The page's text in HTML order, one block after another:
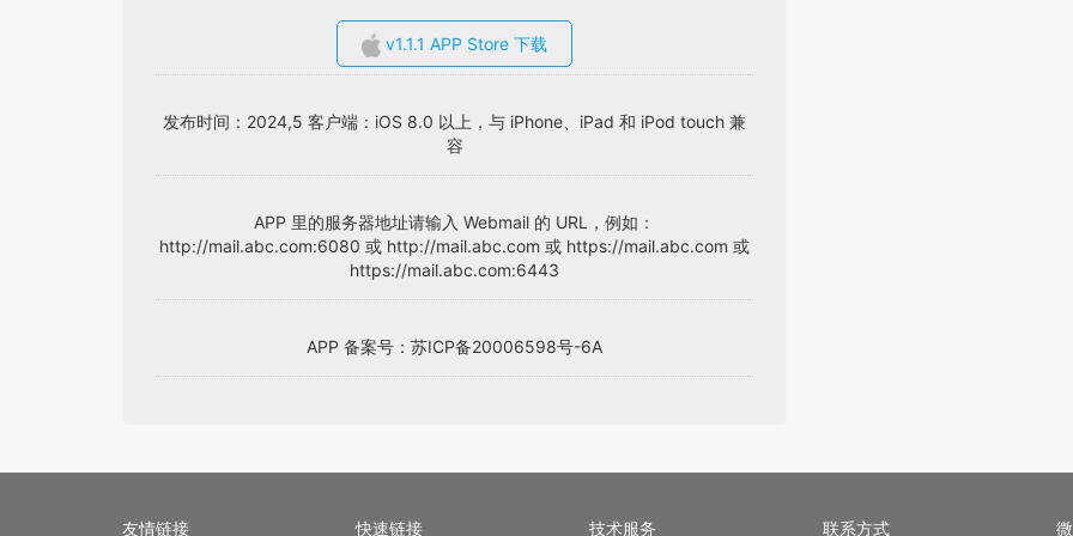
v1.1.1 APP Store 下载
发布时间：2024,5 客户端：iOS 8.0 以上，与 iPhone、iPad 和 iPod touch 兼
容
APP 里的服务器地址请输入 Webmail 的 URL，例如：
http://mail.abc.com:6080 或 http://mail.abc.com 或 https://mail.abc.com 或
https://mail.abc.com:6443
APP 备案号：苏ICP备20006598号-6A
友情链接 快速链接 技术服务 联系方式